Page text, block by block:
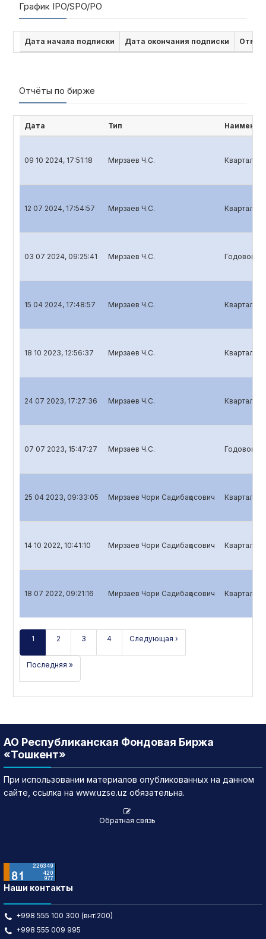
График IPO/SPO/PO
Дата начала подписки Дата окончания подписки
Отчёты по бирже
Дата Тип
09 10 2024, 17:51:18 Мирзаев Ч.С.
12 07 2024, 17:54:57 Мирзаев Ч.С.
03 07 2024, 09:25:41 Мирзаев Ч.С. Годовой
15 04 2024, 17:48:57 Мирзаев Ч.С.
18 10 2023, 12:56:37 Мирзаев Ч.С.
24 07 2023, 17:27:36 Мирзаев Ч.С.
07 07 2023, 15:47:27 Мирзаев Ч.С. Годовой
25 04 2023, 09:33:05 Мирзаев Чори Садибақoсович
14 10 2022, 10:41:10 Мирзаев Чори Садибақoсович
18 07 2022, 09:21:16 Мирзаев Чори Садибақoсович
1 2 3 4 Следующая ›
Последняя »
АО Республиканская Фондовая Биржа
«Тошкент»
При использовании материалов опубликованных на данном
сайте, ссылка на www.uzse.uz обязательна.
Обратная связь
Наши контакты
+998 555 100 300 (внт:200)
+998 555 009 995